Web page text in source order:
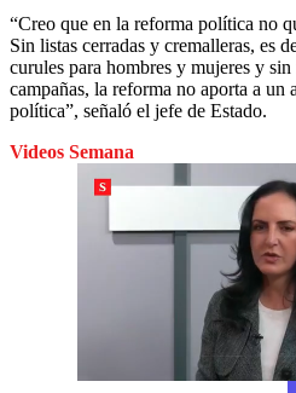
“Creo que en la reforma política no
Sin listas cerradas y cremalleras, es
curules para hombres y mujeres y
campañas, la reforma no aporta a un
política”, señaló el jefe de Estado.
Videos Semana